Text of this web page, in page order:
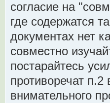
согласие на
где содержатся
документах нет
совместно
постарайтесь
противоречат
внимательного